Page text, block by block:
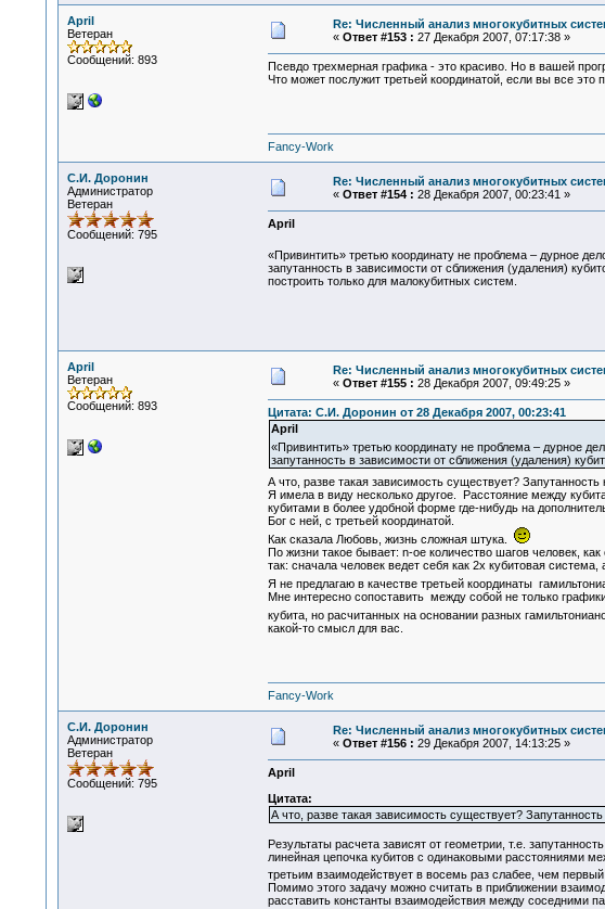
April
Ветеран
Сообщений: 893
Re: Численный анализ многокубитных
« Ответ #153 : 27 Декабря 2007, 07:17:38 »
Псевдо трехмерная графика - это красиво. Но в вашей
Что может послужит третьей координатой, если вы все это
Fancy-Work
С.И. Доронин
Администратор
Ветеран
Сообщений: 795
Re: Численный анализ многокубитных
« Ответ #154 : 28 Декабря 2007, 00:23:41 »
April
«Привинтить» третью координату не проблема – дурное
запутанность в зависимости от сближения (удаления)
построить только для малокубитных систем.
April
Ветеран
Сообщений: 893
Re: Численный анализ многокубитных
« Ответ #155 : 28 Декабря 2007, 09:49:25 »
Цитата: С.И. Доронин от 28 Декабря 2007, 00:23:41
April
«Привинтить» третью координату не проблема – дурное
запутанность в зависимости от сближения (удаления)
А что, разве такая зависимость существует?
Я имела в виду несколько другое. Расстояние между
кубитами в более удобной форме где-нибудь на
Бог с ней, с третьей координатой.
Как сказала Любовь, жизнь сложная штука.
По жизни такое бывает: n-ое количество шагов человек,
так: сначала человек ведет себя как 2х кубитовая
Я не предлагаю в качестве третьей координаты
Мне интересно сопоставить между собой не только
кубита, но расчитанных на основании разных
какой-то смысл для вас.
Fancy-Work
С.И. Доронин
Администратор
Ветеран
Сообщений: 795
Re: Численный анализ многокубитных
« Ответ #156 : 29 Декабря 2007, 14:13:25 »
April
Цитата:
А что, разве такая зависимость существует?
Результаты расчета зависят от геометрии, т.е.
линейная цепочка кубитов с одинаковыми расстояниями
третьим взаимодействует в восемь раз слабее, чем
Помимо этого задачу можно считать в приближении
расставить константы взаимодействия между соседними